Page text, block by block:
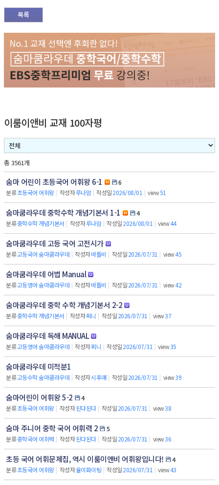
목록
이룸이앤비 교재 100자평
총 3561개
숨마 어린이 초등국어 어휘왕 6-1
6
분류초등국어 어휘왕 | 작성자루나맘 | 작성일2026/08/01 | view51
숨마쿰라우데 중학수학 개념기본서 1-1
4
분류중학수학 개념기본서 | 작성자루나맘 | 작성일2026/08/01 | view44
숨마쿰라우데 고등 국어 고전시가
분류고등국어 숨마쿰라우데 | 작성자바틀비 | 작성일2026/07/31 | view45
숨마쿰라우데 어법 Manual
분류고등영어 숨마쿰라우데 | 작성자바틀비 | 작성일2026/07/31 | view42
숨마쿰라우데 중학 수학 개념기본서 2-2
분류중학수학 개념기본서 | 작성자찌니 | 작성일2026/07/31 | view37
숨마쿰라우데 독해 MANUAL
분류고등영어 숨마쿰라우데 | 작성자찌니 | 작성일2026/07/31 | view35
숨마쿰라우데 미적분1
분류고등수학 숨마쿰라우데 | 작성자시후애 | 작성일2026/07/31 | view39
숨마어린이 어휘왕 5-2
4
분류초등국어 어휘왕 | 작성자된다된다 | 작성일2026/07/31 | view38
숨마 주니어 중학 국어 어휘력 2
5
분류중학국어 어휘력 | 작성자된다된다 | 작성일2026/07/31 | view36
초등 국어 어휘문제집, 역시 이룸이앤비 어휘왕입니다!
4
분류초등국어 어휘왕 | 작성자율이화이팅 | 작성일2026/07/31 | view43